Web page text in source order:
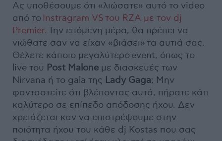
Ας υποθέσουμε ότι «λιώσατε» αυτό το video
από το Instragram VS του RZA με τoν dj
Premier. Την επόμενη μέρα, θα πρέπει να
νιώθατε σαν να είχαν «βιάσει» τα αυτιά σας.
Θέλετε κάποιο μεγαλύτερο event, όπως το
live του Post Malone με διασκευές των
Nirvana ή τo gala της Lady Gaga; Μην
φανταστείτε ότι βλέποντας αυτά, πήρατε κάτι
καλύτερο σε επίπεδο απόδοσης ήχου. Δεν
χρειάζεται καν να επιστρέψουμε στην
ποιότητα ήχου του κάθε dj Kostas που σας